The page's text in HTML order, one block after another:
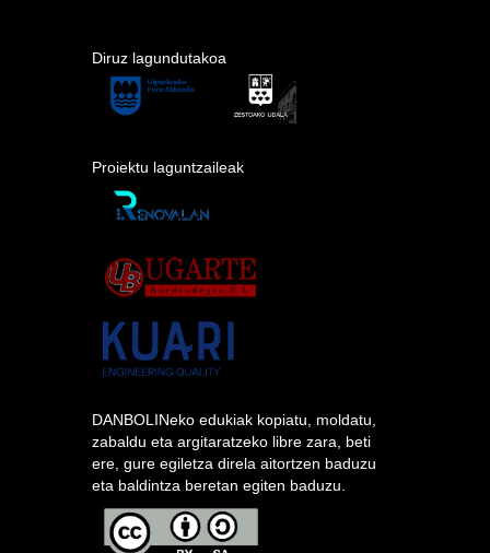
Diruz lagundutakoa
Proiektu laguntzaileak
DANBOLINeko edukiak kopiatu, moldatu,
zabaldu eta argitaratzeko libre zara, beti
ere, gure egiletza direla aitortzen baduzu
eta baldintza beretan egiten baduzu.